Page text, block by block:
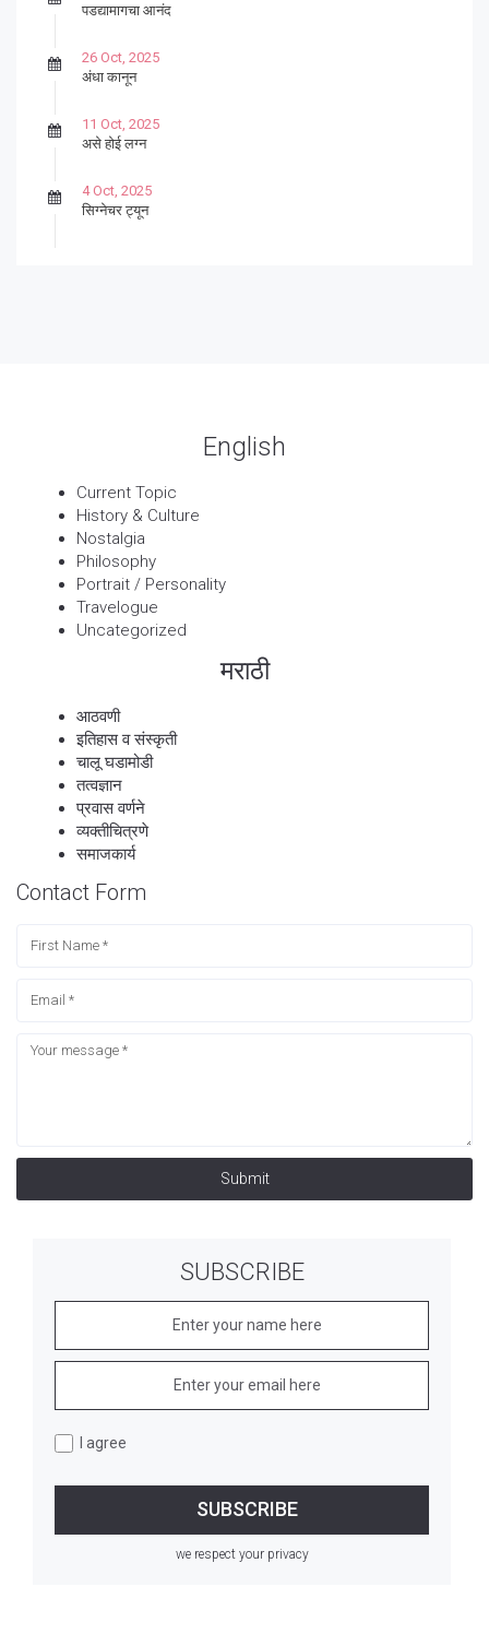
पडद्यामागचा आनंद
26 Oct, 2025
अंधा कानून
11 Oct, 2025
असे होई लग्न
4 Oct, 2025
सिग्नेचर ट्यून
English
Current Topic
History & Culture
Nostalgia
Philosophy
Portrait / Personality
Travelogue
Uncategorized
मराठी
आठवणी
इतिहास व संस्कृती
चालू घडामोडी
तत्वज्ञान
प्रवास वर्णने
व्यक्तीचित्रणे
समाजकार्य
Contact Form
Submit
SUBSCRIBE
I agree
we respect your privacy